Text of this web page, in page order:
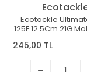
Ecotackle
125F 12.5Cm 21G
245,00 TL